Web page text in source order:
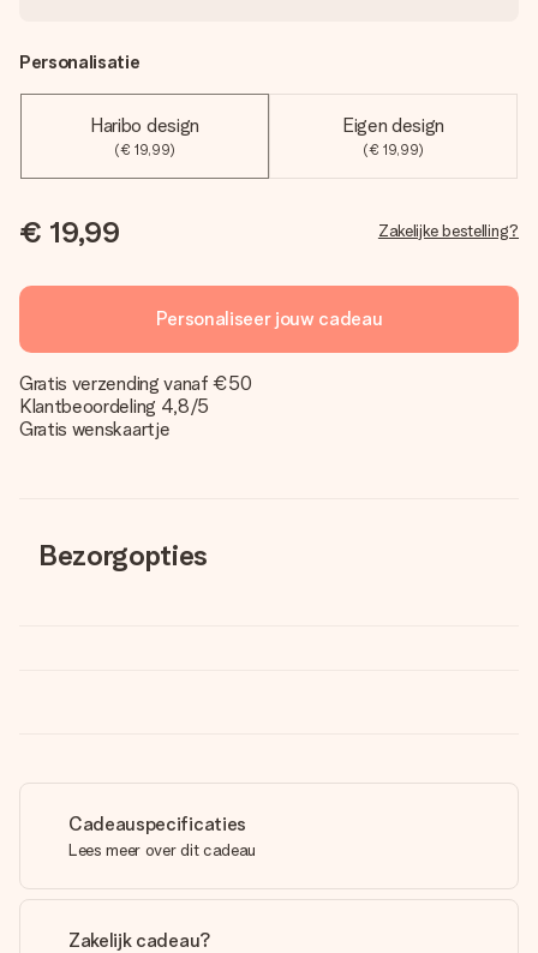
Personalisatie
Haribo design
(€ 19,99)
Eigen design
(€ 19,99)
€ 19,99 Zakelijke bestelling?
Personaliseer jouw cadeau
Gratis verzending vanaf €50
Klantbeoordeling 4,8/5
Gratis wenskaartje
Bezorgopties
Cadeauspecificaties
Lees meer over dit cadeau
Zakelijk cadeau?